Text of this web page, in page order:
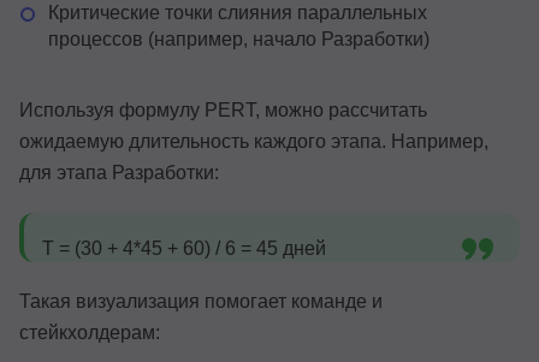
Критические точки слияния параллельных
процессов (например, начало Разработки)
Используя формулу PERT, можно рассчитать
ожидаемую длительность каждого этапа. Например,
для этапа Разработки:
T = (30 + 4*45 + 60) / 6 = 45 дней
Такая визуализация помогает команде и
стейкхолдерам: